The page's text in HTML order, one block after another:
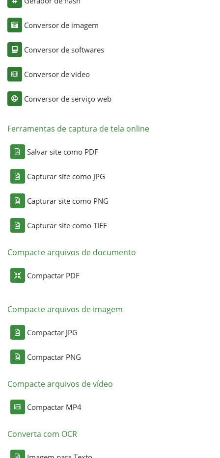
Conversor de imagem
Conversor de softwares
Conversor de vídeo
Conversor de serviço web
Ferramentas de captura de tela online
Salvar site como PDF
Capturar site como JPG
Capturar site como PNG
Capturar site como TIFF
Compacte arquivos de documento
Compactar PDF
Compacte arquivos de imagem
Compactar JPG
Compactar PNG
Compacte arquivos de vídeo
Compactar MP4
Converta com OCR